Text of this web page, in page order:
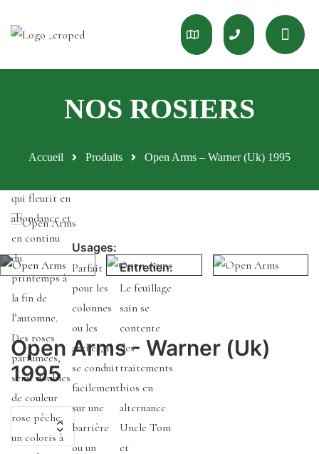
Accueil Produits Open Arms – Warner (Uk) 1995
Open Arms - Warner (Uk)
1995
liane non
qui fleurit en
abondance et
en continu
du
printemps à
la fin de
l’automne.
Des roses
parfumées,
semi doubles
de couleur
rose pêche,
un coloris à
Usages:
Parfait
pour les
colonnes
ou les
arches, il
se conduit
facilement
sur une
barrière
ou un
Entretien:
Le feuillage
sain se
contente
des
traitements
bios en
alternance
Uncle Tom
et